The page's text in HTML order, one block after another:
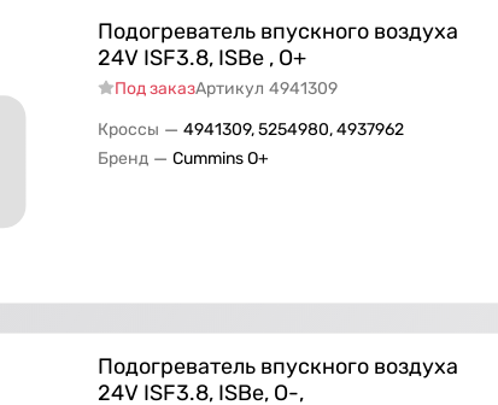
Подогреватель впускного воздуха
24V ISF3.8, ISBe , O+
Под заказАртикул 4941309
Кроссы — 4941309, 5254980, 4937962
Бренд — Cummins O+
Подогреватель впускного воздуха
24V ISF3.8, ISBe, О-,